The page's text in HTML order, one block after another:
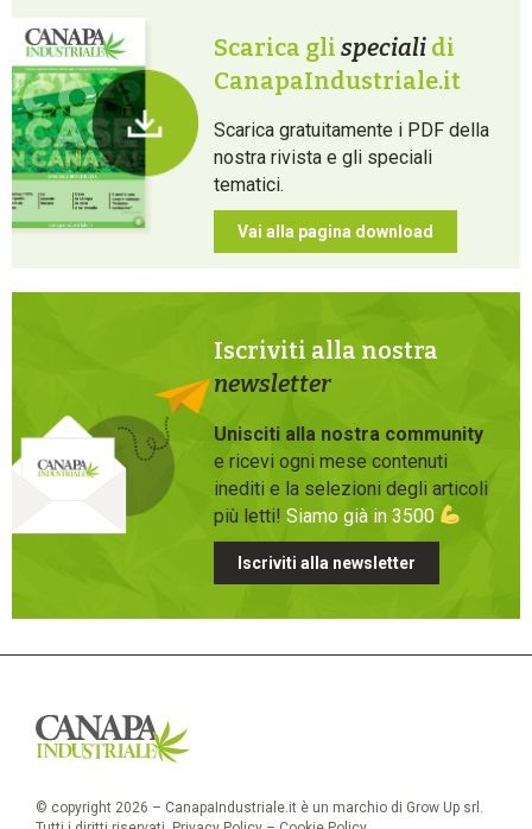
Scarica gli speciali di
CanapaIndustriale.it
Scarica gratuitamente i PDF della
nostra rivista e gli speciali
tematici.
Vai alla pagina download
Iscriviti alla nostra
newsletter
Unisciti alla nostra community
e ricevi ogni mese contenuti
inediti e la selezioni degli articoli
più letti! Siamo già in 3500
Iscriviti alla newsletter
© copyright 2026 – CanapaIndustriale.it è un marchio di Grow Up srl.